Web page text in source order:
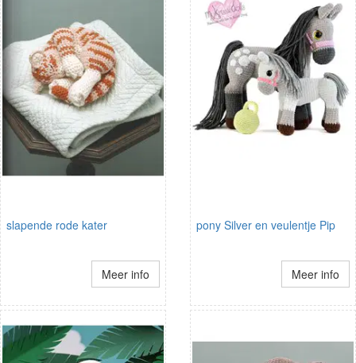
slapende rode kater
Meer info
pony Silver en veulentje Pip
Meer info